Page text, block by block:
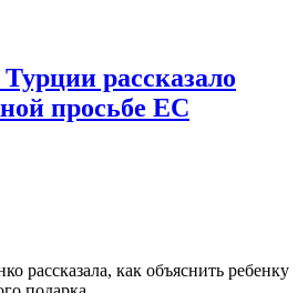
рассказало
просьбе ЕС
рассказала, как объяснить ребенку